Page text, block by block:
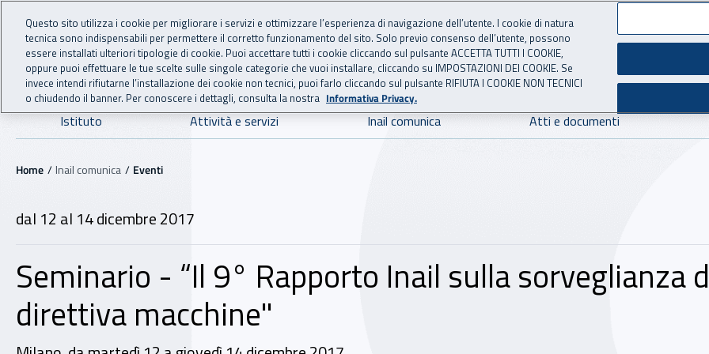
Vai al menu principale
Vai al contenuto principale
INAIL - Istituto Nazionale per l'Assicurazione
Navigazione principale
Istituto Attività e servizi Inail comunica Atti e documenti
Navigazione - Ti trovi in:
Home Inail comunica Eventi
dal 12 al 14 dicembre 2017
Seminario - “Il 9° Rapporto Inail sulla sorveglianza
direttiva macchine"
Questo sito utilizza i cookie per migliorare i servizi e ottimizzare l’esperienza di navigazione dell’utente. I cookie di natura
tecnica sono indispensabili per permettere il corretto funzionamento del sito. Solo previo consenso dell’utente, possono
essere installati ulteriori tipologie di cookie. Puoi accettare tutti i cookie cliccando sul pulsante ACCETTA TUTTI I COOKIE,
oppure puoi effettuare le tue scelte sulle singole categorie che vuoi installare, cliccando su IMPOSTAZIONI DEI COOKIE. Se
invece intendi rifiutarne l’installazione dei cookie non tecnici, puoi farlo cliccando sul pulsante RIFIUTA I COOKIE NON TECNICI
o chiudendo il banner. Per conoscere i dettagli, consulta la nostra Informativa Privacy.